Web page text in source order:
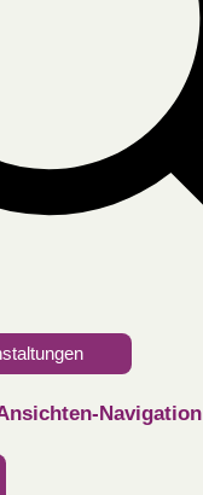
Navigation